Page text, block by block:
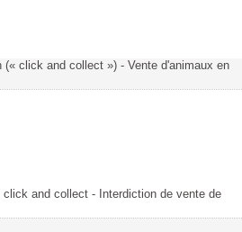
click and collect ») - Vente d'animaux en
and collect - Interdiction de vente de